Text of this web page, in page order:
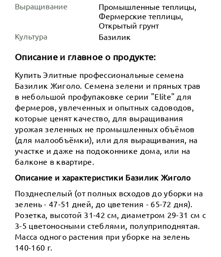
Выращивание
Промышленные теплицы,
Фермерские теплицы,
Открытый грунт
Культура
Базилик
Описание и главное о продукте:
Купить Элитные профессиональные семена
Базилик Жиголо. Семена зелени и пряных трав
в небольшой профупаковке серии "Elite" для
фермеров, увлеченных и опытных садоводов,
которые ценят качество, для выращивания
урожая зеленных не промышленных объёмов
(для малообъёмки), или для выращивания, на
участке и даже на подоконнике дома, или на
балконе в квартире.
Описание и характеристики Базилик Жиголо
Позднеспелый (от полных всходов до уборки на
зелень - 47-51 дней, до цветения - 65-72 дня).
Розетка, высотой 31-42 см, диаметром 29-31 см с
3-5 цветоносными стеблями, полуприподнятая.
Масса одного растения при уборке на зелень
140-160 г.